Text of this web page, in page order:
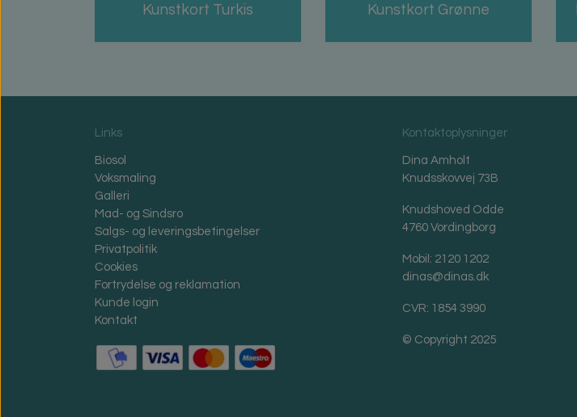
Kunstkort Turkis Kunstkort Grønne
Links
Biosol
Voksmaling
Galleri
Mad- og Sindsro
Salgs- og leveringsbetingelser
Privatpolitik
Cookies
Fortrydelse og reklamation
Kunde login
Kontakt
Kontaktoplysninger
Dina Amholt
Knudsskovvej 73B
Knudshoved Odde
4760 Vordingborg
Mobil: 2120 1202
dinas@dinas.dk
CVR: 1854 3990
© Copyright 2025